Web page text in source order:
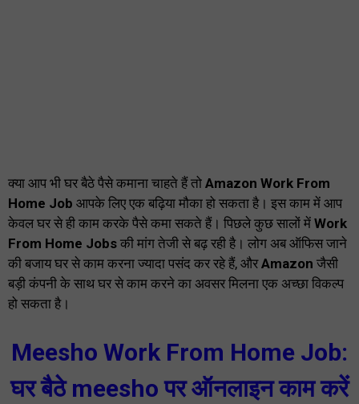
क्या आप भी घर बैठे पैसे कमाना चाहते हैं तो Amazon Work From
Home Job आपके लिए एक बढ़िया मौका हो सकता है। इस काम में आप
केवल घर से ही काम करके पैसे कमा सकते हैं। पिछले कुछ सालों में Work
From Home Jobs की मांग तेजी से बढ़ रही है। लोग अब ऑफिस जाने
की बजाय घर से काम करना ज्यादा पसंद कर रहे हैं, औरAmazon जैसी
बड़ी कंपनी के साथ घर से काम करने का अवसर मिलना एक अच्छा विकल्प
हो सकता है।
Meesho Work From Home Job:
घर बैठे meesho पर ऑनलाइन काम करें